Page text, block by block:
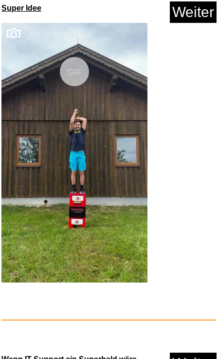
Super Idee Weiter
GIF